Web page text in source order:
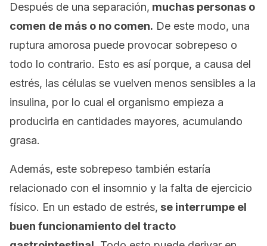
Después de una separación, muchas personas o
comen de más o no comen. De este modo, una
ruptura amorosa puede provocar sobrepeso o
todo lo contrario. Esto es así porque, a causa del
estrés, las células se vuelven menos sensibles a la
insulina, por lo cual el organismo empieza a
producirla en cantidades mayores, acumulando
grasa.
Además, este sobrepeso también estaría
relacionado con el insomnio y la falta de ejercicio
físico. En un estado de estrés, se interrumpe el
buen funcionamiento del tracto